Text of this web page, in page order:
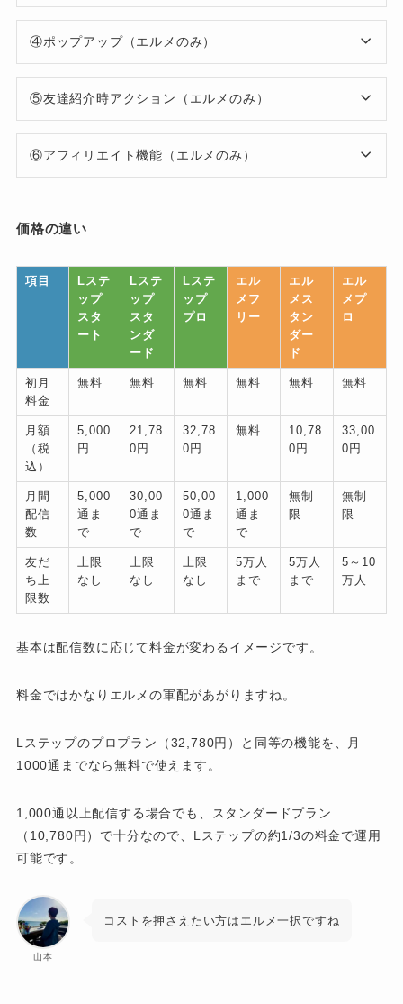
④ポップアップ（エルメのみ）
⑤友達紹介時アクション（エルメのみ）
⑥アフィリエイト機能（エルメのみ）
価格の違い
項目
Lステ
ップ
スタ
ート
Lステ
ップ
スタ
ンダ
ード
Lステ
ップ
プロ
エル
メフ
リー
エル
メス
タン
ダー
ド
エル
メプ
ロ
初月
料金
無料 無料 無料 無料 無料 無料
月額
（税
込）
5,000
円
21,78
0円
32,78
0円
無料
10,78
0円
33,00
0円
月間
配信
数
5,000
通ま
で
30,00
0通ま
で
50,00
0通ま
で
1,000
通ま
で
無制
限
無制
限
友だ
ち上
限数
上限
なし
上限
なし
上限
なし
5万人
まで
5万人
まで
5～10
万人
基本は配信数に応じて料金が変わるイメージです。
料金ではかなりエルメの軍配があがりますね。
Lステップのプロプラン（32,780円）と同等の機能を、月
1000通までなら無料で使えます。
1,000通以上配信する場合でも、スタンダードプラン
（10,780円）で十分なので、Lステップの約1/3の料金で運用
可能です。
山本
コストを押さえたい方はエルメ一択ですね